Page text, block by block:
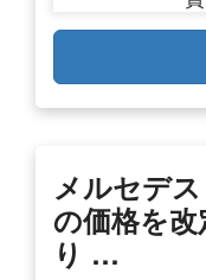
メルセデ
の価格を改
り …